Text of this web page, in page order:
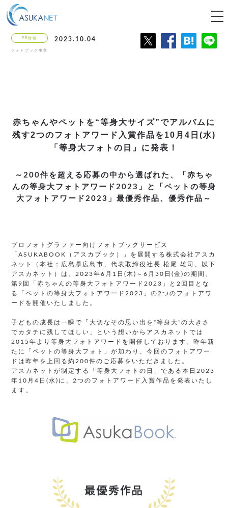
PR情報 2023.10.04
フォトブック事業
赤ちゃんやペットを“等身大サイズ”でアルバムに
残す2つのフォトアワード入賞作品を10月4日(水)
「等身大フォトの日」に発表！
～200件を超える応募の中から選ばれた、「赤ちゃ
んの等身大フォトアワード2023」と
「ペットの等身
大フォトアワード2023」最優秀作品、優秀作品～
プロフォトグラファー向けフォトブックサービス
「ASUKABOOK（アスカブック）」を展開する株式会社アスカ
ネット（本社：広島県広島市、代表取締役社長 松尾 雄司、以下
アスカネット）は、2023年6月1日(木)～6月30日(金)の期間、
第9回「赤ちゃんの等身大フォトアワード2023」と2回目とな
る「ペットの等身大フォトアワード2023」の2つのフォトアワ
ードを開催いたしました。
子どもの成長は一瞬で「大切なその思い出を“等身大”の大きさ
でカタチに残してほしい」という想いからアスカネットでは
2015年より等身大フォトアワードを開催しております。昨年新
たに「ペットの等身大フォト」が加わり、今回のフォトアワー
ドは昨年を上回る約200件のご応募をいただきました。
アスカネットが制定する「等身大フォトの日」である本日2023
年10月4日(水)に、2つのフォトアワード入賞作品を発表いたし
ます。